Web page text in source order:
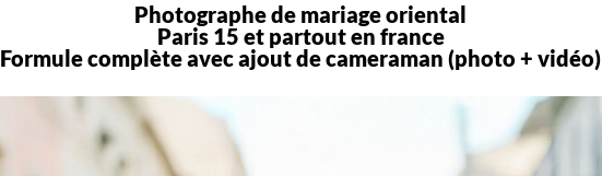
Photographe de mariage oriental
Paris 15 et partout en france
Formule complète avec ajout de cameraman (photo + vidéo)